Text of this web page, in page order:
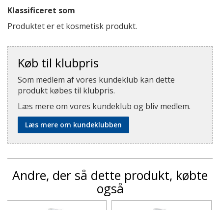
Klassificeret som
Produktet er et kosmetisk produkt.
Køb til klubpris
Som medlem af vores kundeklub kan dette
produkt købes til klubpris.
Læs mere om vores kundeklub og bliv medlem.
Læs mere om kundeklubben
Andre, der så dette produkt, købte
også